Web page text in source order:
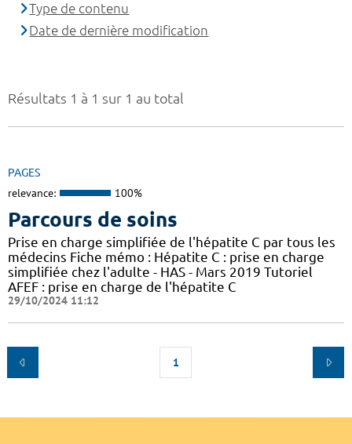
Résultats 1 à 1 sur 1 au total
PAGES
relevance: 100%
Parcours de soins
Prise en charge simplifiée de l'hépatite C par tous les
médecins Fiche mémo : Hépatite C : prise en charge
simplifiée chez l'adulte - HAS - Mars 2019 Tutoriel
AFEF : prise en charge de l'hépatite C
29/10/2024 11:12
1
Type de contenu
Date de dernière modification